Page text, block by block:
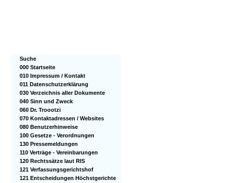
Suche
000 Startseite
010 Impressum / Kontakt
011 Datenschutzerklärung
030 Verzeichnis aller Dokumente
040 Sinn und Zweck
060 Dr. Troootzi
070 Kontaktadressen / Websites
080 Benutzerhinweise
100 Gesetze - Verordnungen
130 Pressemeldungen
110 Verträge - Vereinbarungen
120 Rechtssätze laut RIS
121 Verfassungsgerichtshof
121 Entscheidungen Höchstgerichte